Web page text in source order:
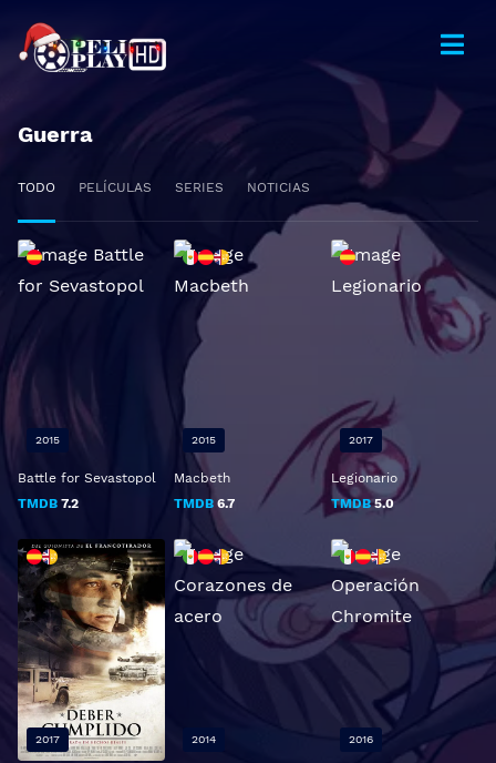
Guerra
TODO PELÍCULAS SERIES NOTICIAS
Battle for Sevastopol
TMDB 7.2
2015
Macbeth
TMDB 6.7
2015
Legionario
TMDB5.0
2017
2017 2014 2016